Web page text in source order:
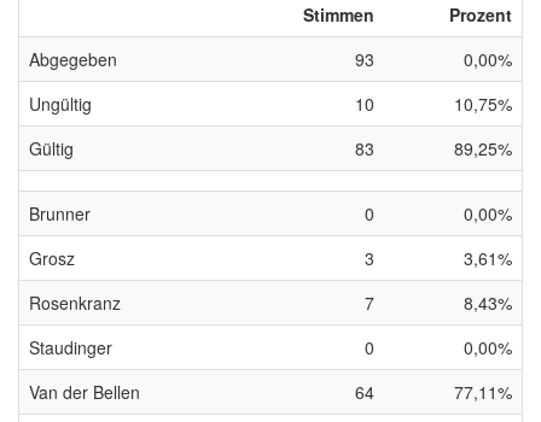
Stimmen
Prozent
Abgegeben
93
0,00%
Ungültig
10
10,75%
Gültig
83 89,25%
Brunner 0
0,00%
Grosz
3
3,61%
Rosenkranz
7
8,43%
Staudinger
0
0,00%
Van der Bellen
64
77,11%